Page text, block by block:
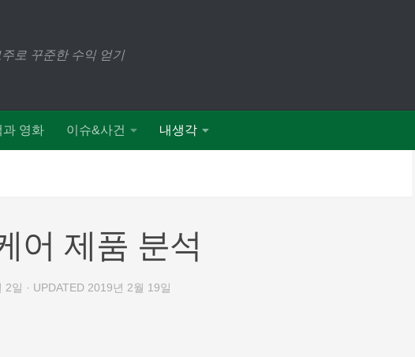
주로 꾸준한 수익 얻기
과 영화 이슈&사건 내생각
어 제품 분석
2일 · UPDATED 2019년 2월 19일